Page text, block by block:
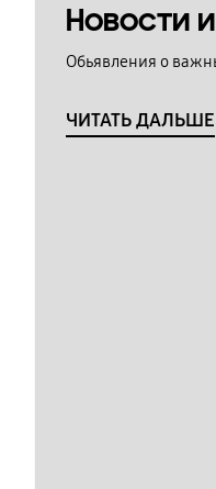
Новости
Обьявления о
ЧИТАТЬ ДАЛЬШЕ